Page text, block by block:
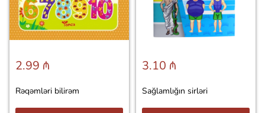
2.99 ₼
Rəqəmləri bilirəm
3.10 ₼
Sağlamlığın sirləri